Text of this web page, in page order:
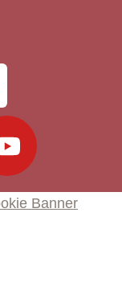
Banner